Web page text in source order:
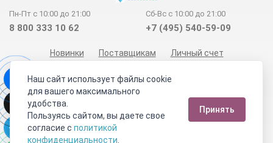
Пн-Пт с 10:00 до 21:00
8 800 333 10 62
Сб-Вс с 10:00 до 21:00
+7 (495) 540-59-09
Новинки Поставщикам
Личный счет
Отзывы покупателей
Сертификаты
Обратная связь
СОУТ
Телеграм
Max
Наш сайт использует файлы cookie
для вашего максимального
удобства.
Пользуясь сайтом, вы даете свое
согласие с политикой
конфиденциальности
Принять